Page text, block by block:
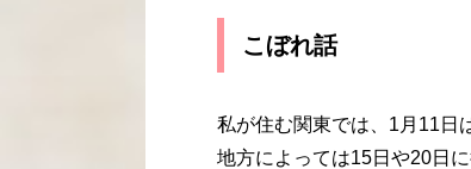
こぼれ話
私が住む関東では、1月11日
地方によっては15日や20日